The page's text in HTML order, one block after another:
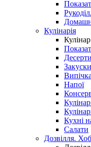
Кулінарія
Десерти
Закуски
Випічка
Напої
Кухні
Салати
Дозвілля.